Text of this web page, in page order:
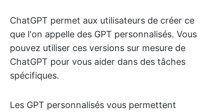
ChatGPT permet aux utilisateurs de créer ce
que l'on appelle des GPT personnalisés. Vous
pouvez utiliser ces versions sur mesure de
ChatGPT pour vous aider dans des tâches
spécifiques.
Les GPT personnalisés vous permettent